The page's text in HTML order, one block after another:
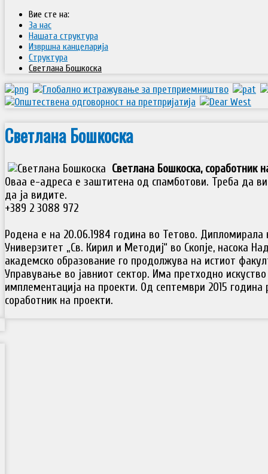
Вие сте на:
За нас
Нашата структура
Извршна канцеларија
Структура
Светлана Бошкоска
Светлана Бошкоска
Светлана Бошкоска, соработник
Оваа е-адреса е заштитена од спамботови. Треба да
да ја видите.
+389 2 3088 972
Родена е на 20.06.1984 година во Тетово. Дипломирала
Универзитет „Св. Кирил и Методиј“ во Скопје, насока
академско образование го продолжува на истиот
Управување во јавниот сектор. Има претходно
имплементација на проекти. Од септември 2015
соработник на проекти.